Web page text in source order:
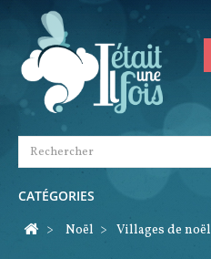
CATÉGORIES
>
Noël > Villages de noël